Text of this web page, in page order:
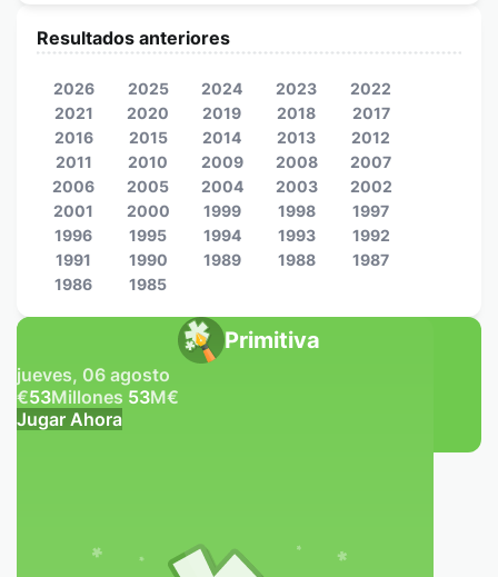
Primitiva
jueves, 06 agosto
€53Millones 53M€
Jugar Ahora
Resultados anteriores
2026 2025 2024 2023
2022
2021
2020 2019 2018
2017
2016
2015 2014 2013
2012
2011
2010 2009 2008
2007
2006
2005 2004 2003
2002
2001
2000 1999 1998
1997
1996
1995 1994 1993
1992
1991
1990 1989 1988
1987
1986
1985